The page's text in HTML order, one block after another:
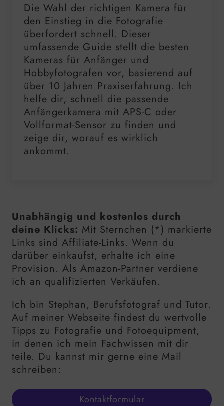
Die Wahl der richtigen Kamera für
den Einstieg in die Fotografie
überfordert schnell. Dieser
umfassende Guide stellt die besten
Kameras für Anfänger und
Hobbyfotografen vor, basierend auf
über 10 Jahren Praxiserfahrung. Ich
helfe dir, schnell die passende
Anfängerkamera mit APS-C oder
Vollformat-Sensor zu finden und
zeige dir, worauf es wirklich
ankommt.
Unabhängig und kostenlos durch
deine Klicks: Mit Sternchen (*) markierte
Links sind Affiliate-Links. Wenn du
darüber einkaufst, erhalte ich eine
Provision. Als Amazon-Partner verdiene
ich an qualifizierten Verkäufen.
Ich bin Stephan, Berufsfotograf und Tutor.
Auf meiner Webseite findest du wertvolle
Tipps zu Fotografie und Fotoequipment,
in denen ich mein Fachwissen mit dir
teile. Du kannst mir gerne eine Mail
schreiben:
Kontaktformular